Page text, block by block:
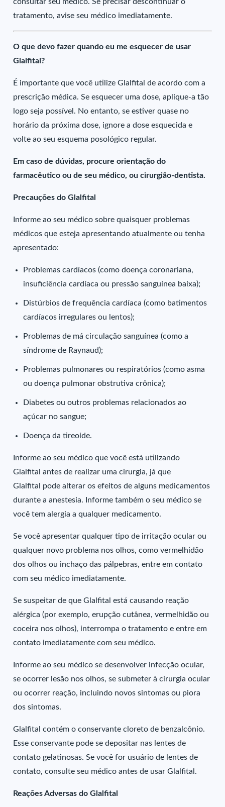
tratamento, avise seu médico imediatamente.
O que devo fazer quando eu me esquecer de usar
Glalfital?
É importante que você utilize Glalfital de acordo com a
prescrição médica. Se esquecer uma dose, aplique-a tão
logo seja possível. No entanto, se estiver quase no
horário da próxima dose, ignore a dose esquecida e
volte ao seu esquema posológico regular.
Em caso de dúvidas, procure orientação do
farmacêutico ou de seu médico, ou cirurgião-dentista.
Precauções do Glalfital
Informe ao seu médico sobre quaisquer problemas
médicos que esteja apresentando atualmente ou tenha
apresentado:
Problemas cardíacos (como doença coronariana,
insuficiência cardíaca ou pressão sanguínea baixa);
Distúrbios de frequência cardíaca (como batimentos
cardíacos irregulares ou lentos);
Problemas de má circulação sanguínea (como a
síndrome de Raynaud);
Problemas pulmonares ou respiratórios (como asma
ou doença pulmonar obstrutiva crônica);
Diabetes ou outros problemas relacionados ao
açúcar no sangue;
Doença da tireoide.
Informe ao seu médico que você está utilizando
Glalfital antes de realizar uma cirurgia, já que
Glalfital pode alterar os efeitos de alguns medicamentos
durante a anestesia. Informe também o seu médico se
você tem alergia a qualquer medicamento.
Se você apresentar qualquer tipo de irritação ocular ou
qualquer novo problema nos olhos, como vermelhidão
dos olhos ou inchaço das pálpebras, entre em contato
com seu médico imediatamente.
Se suspeitar de que Glalfital está causando reação
alérgica (por exemplo, erupção cutânea, vermelhidão ou
coceira nos olhos), interrompa o tratamento e entre em
contato imediatamente com seu médico.
Informe ao seu médico se desenvolver infecção ocular,
se ocorrer lesão nos olhos, se submeter à cirurgia ocular
ou ocorrer reação, incluindo novos sintomas ou piora
dos sintomas.
Glalfital contém o conservante cloreto de benzalcônio.
Esse conservante pode se depositar nas lentes de
contato gelatinosas. Se você for usuário de lentes de
contato, consulte seu médico antes de usar Glalfital.
Reações Adversas do Glalfital